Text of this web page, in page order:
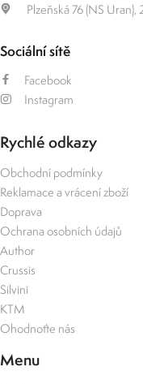
Plzeňská 76 (NS Uran),
Sociální sítě
Facebook
Instagram
Rychlé odkazy
Obchodní podmínky
Reklamace a vrácení zboží
Doprava
Ochrana osobních údajů
Author
Crussis
Silvini
KTM
Ohodnoťte nás
Menu